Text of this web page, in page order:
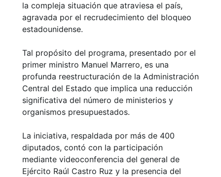
la compleja situación que atraviesa el país,
agravada por el recrudecimiento del bloqueo
estadounidense.
Tal propósito del programa, presentado por el
primer ministro Manuel Marrero, es una
profunda reestructuración de la Administración
Central del Estado que implica una reducción
significativa del número de ministerios y
organismos presupuestados.
La iniciativa, respaldada por más de 400
diputados, contó con la participación
mediante videoconferencia del general de
Ejército Raúl Castro Ruz y la presencia del